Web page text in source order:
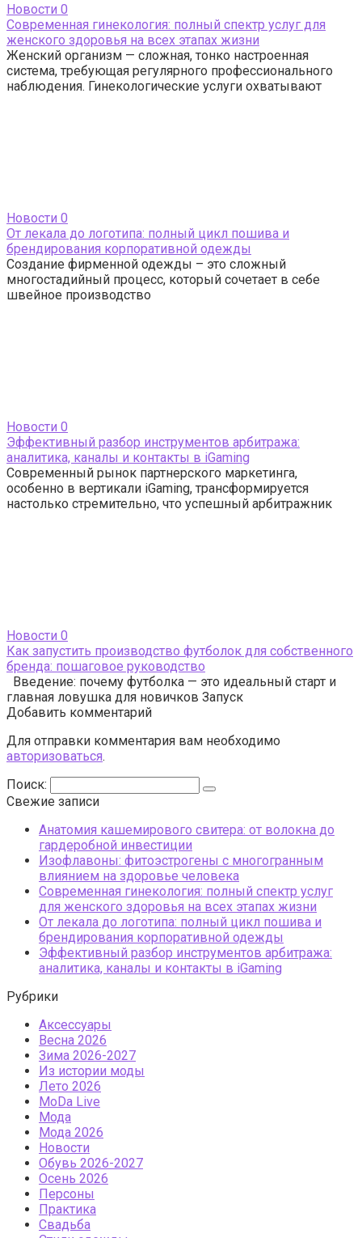
Новости 0
Современная гинекология: полный спектр услуг для
женского здоровья на всех этапах жизни
Женский организм — сложная, тонко настроенная
система, требующая регулярного профессионального
наблюдения. Гинекологические услуги охватывают
Новости 0
От лекала до логотипа: полный цикл пошива и
брендирования корпоративной одежды
Создание фирменной одежды – это сложный
многостадийный процесс, который сочетает в себе
швейное производство
Новости 0
Эффективный разбор инструментов арбитража:
аналитика, каналы и контакты в iGaming
Современный рынок партнерского маркетинга,
особенно в вертикали iGaming, трансформируется
настолько стремительно, что успешный арбитражник
Новости 0
Как запустить производство футболок для собственного
бренда: пошаговое руководство
Введение: почему футболка — это идеальный старт и
главная ловушка для новичков Запуск
Добавить комментарий
Для отправки комментария вам необходимо
авторизоваться.
Поиск:
Свежие записи
Анатомия кашемирового свитера: от волокна до
гардеробной инвестиции
Изофлавоны: фитоэстрогены с многогранным
влиянием на здоровье человека
Современная гинекология: полный спектр услуг
для женского здоровья на всех этапах жизни
От лекала до логотипа: полный цикл пошива и
брендирования корпоративной одежды
Эффективный разбор инструментов арбитража:
аналитика, каналы и контакты в iGaming
Рубрики
Аксессуары
Весна 2026
Зима 2026-2027
Из истории моды
Лето 2026
МоDа Live
Мода
Мода 2026
Новости
Обувь 2026-2027
Осень 2026
Персоны
Практика
Свадьба